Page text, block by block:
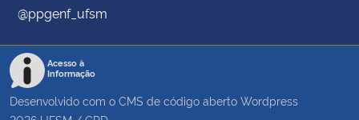
@ppgenf_ufsm
Acesso à
Informação
Desenvolvido com o CMS de código aberto Wordpress